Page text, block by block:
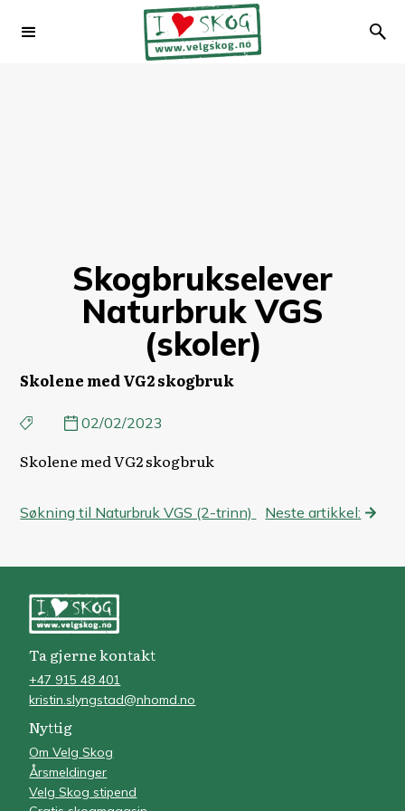
Skogbrukselever
Naturbruk VGS
(skoler)
Skolene med VG2 skogbruk
02/02/2023
Skolene med VG2 skogbruk
Innleggsnavigasjon
Søkning til Naturbruk VGS (2-trinn) Neste artikkel:
Ta gjerne kontakt
+47 915 48 401
kristin.slyngstad@nhomd.no
Nyttig
Om Velg Skog
Årsmeldinger
Velg Skog stipend